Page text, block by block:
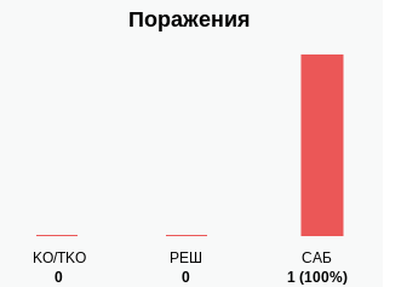
Поражения
KO/TKO
0
РЕШ
0
САБ
1(100%)